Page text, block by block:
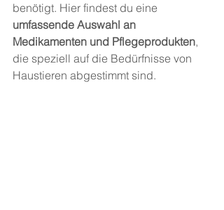
benötigt. Hier findest du eine
umfassende Auswahl an
Medikamenten und Pflegeprodukten,
die speziell auf die Bedürfnisse von
Haustieren abgestimmt sind.